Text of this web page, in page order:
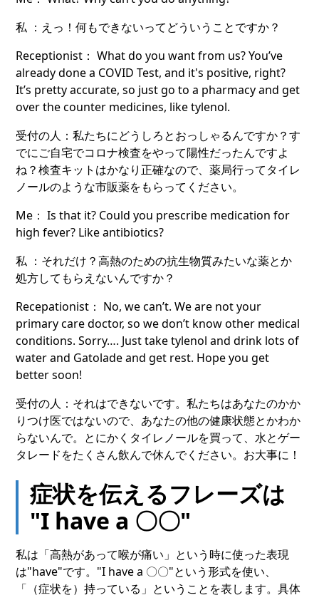
私 ：えっ！何もできないってどういうことですか？
Receptionist： What do you want from us? You’ve
already done a COVID Test, and it's positive, right?
It’s pretty accurate, so just go to a pharmacy and get
over the counter medicines, like tylenol.
受付の人：私たちにどうしろとおっしゃるんですか？す
でにご自宅でコロナ検査をやって陽性だったんですよ
ね？検査キットはかなり正確なので、薬局行ってタイレ
ノールのような市販薬をもらってください。
Me： Is that it? Could you prescribe medication for
high fever? Like antibiotics?
私 ：それだけ？高熱のための抗生物質みたいな薬とか
処方してもらえないんですか？
Recepationist： No, we can’t. We are not your
primary care doctor, so we don’t know other medical
conditions. Sorry…. Just take tylenol and drink lots of
water and Gatolade and get rest. Hope you get
better soon!
受付の人：それはできないです。私たちはあなたのかか
りつけ医ではないので、あなたの他の健康状態とかわか
らないんで。とにかくタイレノールを買って、水とゲー
タレードをたくさん飲んで休んでください。お大事に！
症状を伝えるフレーズは
"I have a 〇〇"
私は「高熱があって喉が痛い」という時に使った表現
は"have"です。"I have a 〇〇"という形式を使い、
「（症状を）持っている」ということを表します。具体